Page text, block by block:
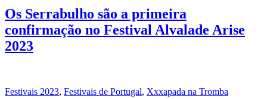
Os Serrabulho são a primeira
confirmação no Festival Alvalade Arise
2023
Festivais 2023, Festivais de Portugal, Xxxapada na Tromba